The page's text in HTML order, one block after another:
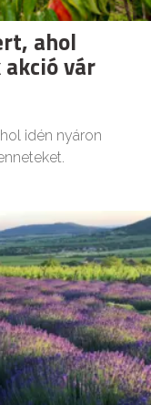
ahol
vár
idén nyáron